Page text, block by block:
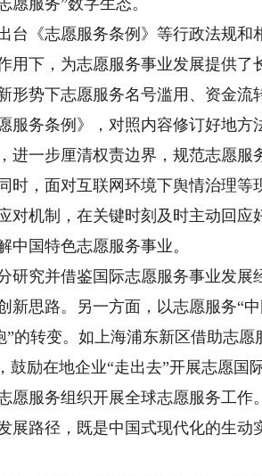
服务”数字生态。
台《志愿服务条例》等行政法规和
用下，为志愿服务事业发展提供了
形势下志愿服务名号滥用、资金流
务条例》，对照内容修订好地方
进一步厘清权责边界，规范志愿服
时，面对互联网环境下舆情治理等
对机制，在关键时刻及时主动回应
国特色志愿服务事业。
研究并借鉴国际志愿服务事业发展
新思路。另一方面，以志愿服务“
”的转变。如上海浦东新区借助志愿
励在地企业“走出去”开展志愿国
愿服务组织开展全球志愿服务工作
路径，既是中国式现代化的生动